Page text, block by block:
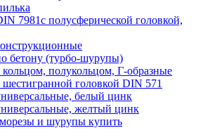
7981с полусферической головкой,
бетону (турбо-шурупы)
полукольцом, Г-образные
головкой DIN 571
белый цинк
желтый цинк
и шурупы купить